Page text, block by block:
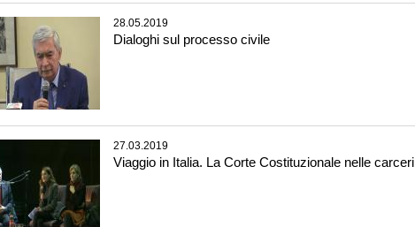
28.05.2019
Dialoghi sul processo civile
27.03.2019
Viaggio in Italia. La Corte Costituzionale nelle carceri